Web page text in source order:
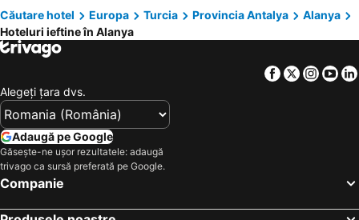
Oba Star Hotel & Spa
Haydarpasha Palace
Q Premium Resort
Numa Bay Exclusive
Beach Club Doganay Hotel
Green Garden Resort & Spa Hotel
AQI Pegasos Resort
Eftalia Ocean
Lonicera Premium - Ultra All Inclusive
Monart City Hotel
Club Mermaid Village
Căutare hotel Europa Turcia Provincia Antalya
Alanya
Hoteluri ieftine în Alanya
Facebook
Twitter
Alegeţi ţara dvs.
Adaugă pe Google
Găsește-ne ușor rezultatele: adaugă
trivago ca sursă preferată pe Google.
Companie